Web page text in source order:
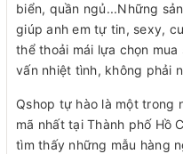
biển, quần ngủ...Những
giúp anh em tự tin, sexy,
thể thoải mái lựa chọn
vấn nhiệt tình, không phải
Qshop tự hào là một trong
mã nhất tại Thành phố Hồ
tìm thấy những mẫu hàng